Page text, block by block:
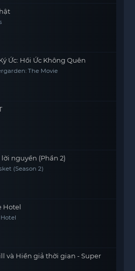
Ức: Hồi Ức Không Quên
The Movie
nguyền (Phần 2)
(Season 2)
Hotel
và Hiền giả thời gian - Super